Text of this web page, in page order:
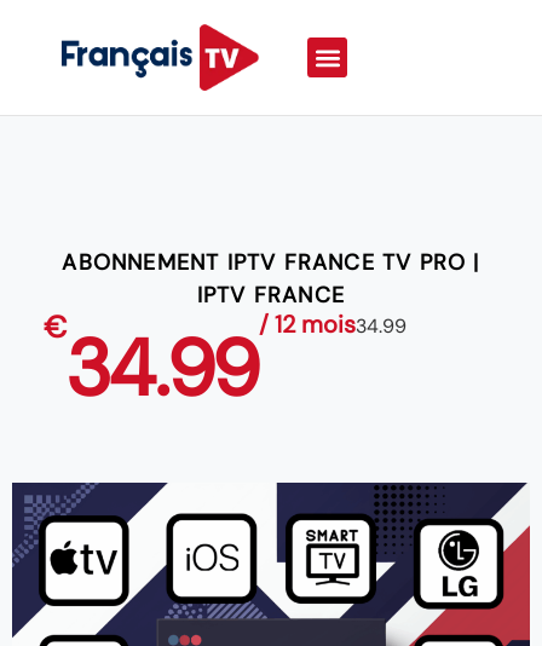
ABONNEMENT IPTV FRANCE TV PRO |
IPTV FRANCE
€34.99/ 12 mois34.99